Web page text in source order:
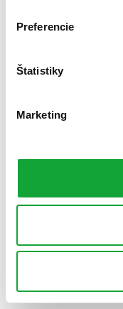
Preferencie
Štatistiky
Marketing